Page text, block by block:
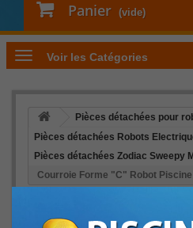
Panier (vide)
Voir les Catégories
Pièces détachées pour
Pièces détachées Robots
Pièces détachées Zodiac Sweepy
Courroie Forme "C" Robot Piscine